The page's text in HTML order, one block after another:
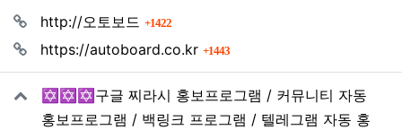
http://오토보드 1422회 연결
https://autoboard.co.kr
1443회 연결
✡️✡️✡️구글 찌라시 홍보프로그램 / 커뮤니티 자동
홍보프로그램 / 백링크 프로그램 / 텔레그램 자동 홍